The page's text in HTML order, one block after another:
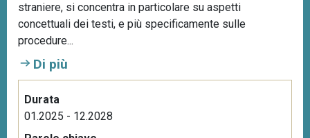
straniere, si concentra in particolare su aspetti
concettuali dei testi, e più specificamente sulle
procedure...
Di più
Durata
01.2025 - 12.2028